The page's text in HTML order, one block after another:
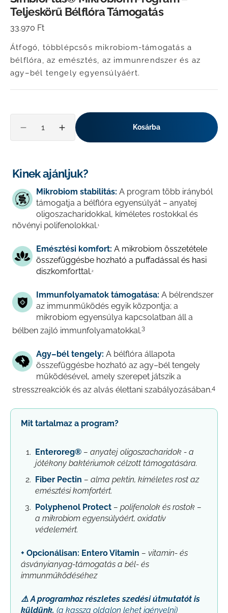
Teljeskörű Bélflóra Támogatás
Normál
33.970 Ft
Átfogó, többlépcsős mikrobiom-támogatás a
bélflóra, az emésztés, az immunrendszer és az
agy–bél tengely egyensúlyáért.
Mennyiség
csökkentése
SimbioPlus®
Mikrobiom
Program
–
Teljeskörű
Bélflóra
Mennyiség
növelése
SimbioPlus®
Mikrobiom
Program
–
Teljeskörű
Bélflóra
Kosárba
Kinek ajánljuk?
Mikrobiom stabilitás: A program több irányból
támogatja a bélflóra egyensúlyát – anyatej
oligoszacharidokkal, kíméletes rostokkal és
növényi polifenolokkal.1
Emésztési komfort: A mikrobiom összetétele
összefüggésbe hozható a puffadással és hasi
diszkomforttal.2
Immunfolyamatok támogatása: A bélrendszer
az immunműködés egyik központja; a
mikrobiom egyensúlya kapcsolatban áll a
bélben zajló immunfolyamatokkal.3
Agy–bél tengely: A bélflóra állapota
összefüggésbe hozható az agy–bél tengely
működésével, amely szerepet játszik a
stresszreakciók és az alvás élettani szabályozásában.4
Mit tartalmaz a program?
Enteroreg® – anyatej oligoszacharidok - a
jótékony baktériumok célzott támogatására.
Fiber Pectin – alma pektin, kíméletes rost az
emésztési komfortért.
Polyphenol Protect – polifenolok és rostok –
a mikrobiom egyensúlyáért, oxidatív
védelemért.
+ Opcionálisan: Entero Vitamin – vitamin- és
ásványianyag-támogatás a bél- és
immunműködéséhez
⚠️ A programhoz részletes szedési útmutatót is
küldünk. (a kassza oldalon lehet igényelni)